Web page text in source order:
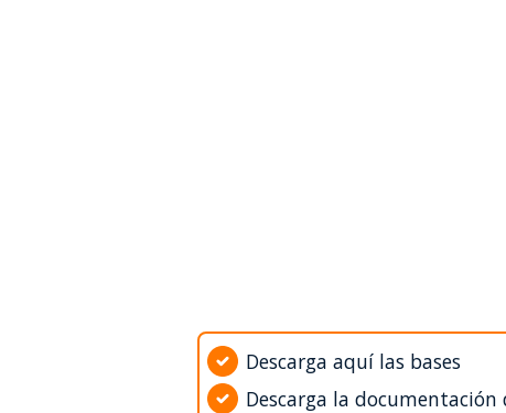
Descarga aquí las bases
Descarga la documentación